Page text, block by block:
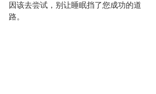
因该去尝试，别让睡眠挡了您成功的道
路。